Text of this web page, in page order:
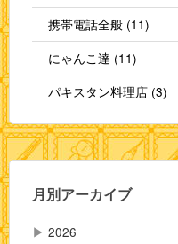
携帯電話全般 (11)
にゃんこ達 (11)
パキスタン料理店 (3)
月別アーカイブ
▶ 2026